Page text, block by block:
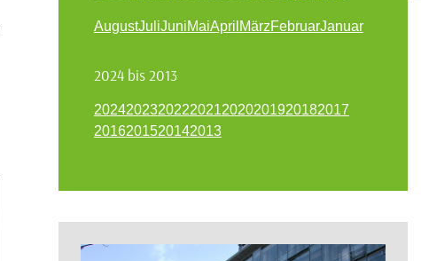
AugustJuliJuniMaiApril MärzFebruarJanuar
2024 bis 2013
20242023202220212020201920182017
2016201520142013